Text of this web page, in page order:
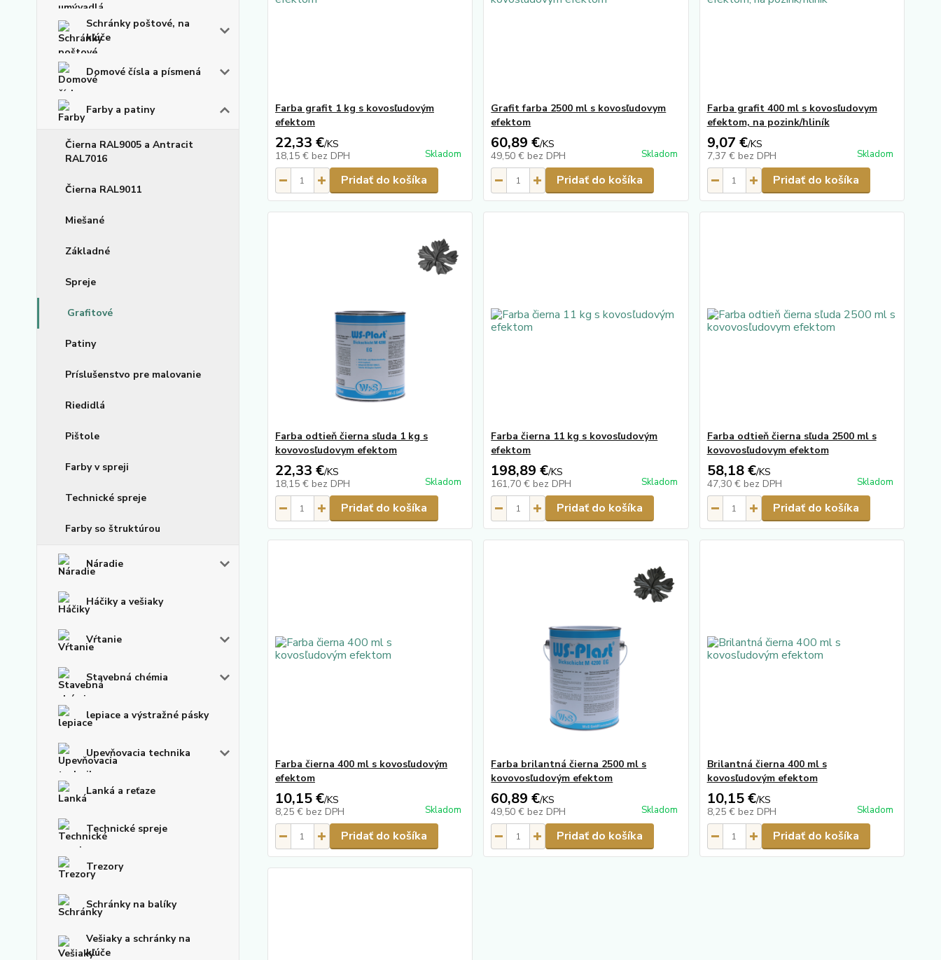
Schránky poštové, na
kľúče
Domové čísla a písmená
Farby a patiny
Čierna RAL9005 a Antracit
RAL7016
Čierna RAL9011
Miešané
Základné
Spreje
Grafitové
Patiny
Príslušenstvo pre malovanie
Riedidlá
Pištole
Farby v spreji
Technické spreje
Farby so štruktúrou
Náradie
Háčiky a vešiaky
Vŕtanie
Stavebná chémia
lepiace a výstražné pásky
Upevňovacia technika
Lanká a reťaze
Technické spreje
Trezory
Schránky na balíky
Vešiaky a schránky na
kľúče
Farba grafit 1 kg s kovosľudovým
efektom
22,33 €/KS
18,15 € bez DPH Skladom
Pridať do košíka
Grafit farba 2500 ml s kovosľudovym
efektom
60,89 €/KS
49,50 € bez DPH Skladom
Pridať do košíka
Farba grafit 400 ml s kovosľudovym
efektom, na pozink/hliník
9,07 €/KS
7,37 € bez DPH Skladom
Pridať do košíka
Farba odtieň čierna sľuda 1 kg s
kovovosľudovym efektom
22,33 €/KS
18,15 € bez DPH Skladom
Pridať do košíka
Farba čierna 11 kg s kovosľudovým
efektom
198,89 €/KS
161,70 € bez DPH Skladom
Pridať do košíka
Farba odtieň čierna sľuda 2500 ml s
kovovosľudovym efektom
58,18 €/KS
47,30 € bez DPH Skladom
Pridať do košíka
Farba čierna 400 ml s kovosľudovým
efektom
10,15 €/KS
8,25 € bez DPH Skladom
Pridať do košíka
Farba brilantná čierna 2500 ml s
kovovosľudovým efektom
60,89 €/KS
49,50 € bez DPH Skladom
Pridať do košíka
Brilantná čierna 400 ml s
kovosľudovým efektom
10,15 €/KS
8,25 € bez DPH Skladom
Pridať do košíka